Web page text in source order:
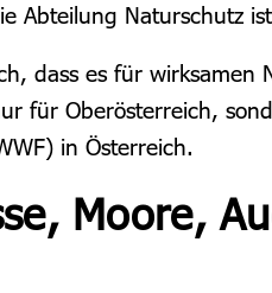
Abteilung Naturschutz
dass es für
für Oberösterreich,
in Österreich.
Moore,